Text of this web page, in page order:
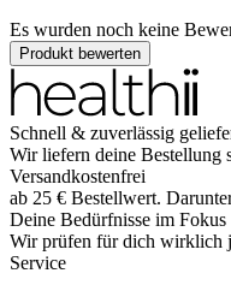
Es wurden noch keine
Produkt bewerten
Schnell & zuverlässig
Wir liefern deine Bestellung
Versandkostenfrei
ab 25 € Bestellwert.
Deine Bedürfnisse im Fokus
Wir prüfen für dich wirklich
Service